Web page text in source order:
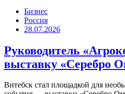
Бизнес
Россия
28.07.2026
Руководитель
выставку «Серебро
Витебск стал площадкой для